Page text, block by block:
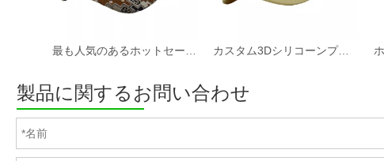
カスタム3Dシリコーンプリントソフトコットンツイルファブリック非構造化スポーツキャップと帽子
製品に関するお問い合わせ